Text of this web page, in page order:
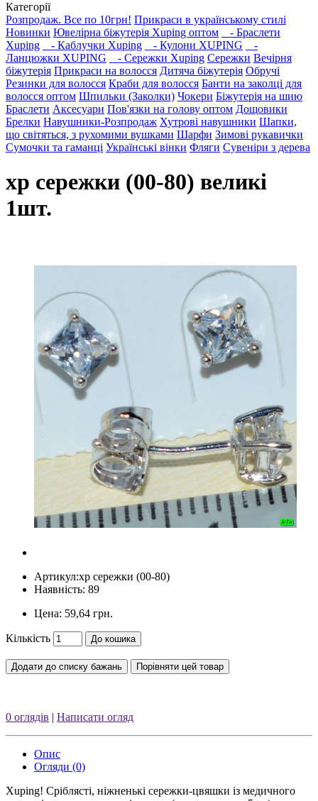
Категорії
Розпродаж. Все по 10грн! Прикраси в українському стилі
Новинки Ювелірна біжутерія Xuping оптом
- Браслети
Xuping
- Каблучки Xuping - Кулони XUPING
-
Ланцюжки XUPING
- Сережки Xuping Сережки Вечірня
біжутерія Прикраси на волосся Дитяча біжутерія Обручі
Резинки для волосся Краби для волосся Банти на заколці для
волосся оптом Шпильки (Заколки) Чокери Біжутерія на шию
Браслети Аксесуари Пов'язки на голову оптом Дощовики
Брелки Навушники-Розпродаж Хутрові навушники Шапки,
що світяться, з рухомими вушками Шарфи Зимові рукавички
Сумочки та гаманці Українські вінки Фляги Сувеніри з дерева
xp сережки (00-80) великі
1шт.
Артикул:xp сережки (00-80)
Наявність: 89
Цена: 59,64 грн.
Кількість До кошика
Додати до списку бажань Порівняти цей товар
0 оглядів | Написати огляд
Опис
Огляди (0)
Xuping! Сріблясті, ніжненькі сережки-цвяшки із медичного